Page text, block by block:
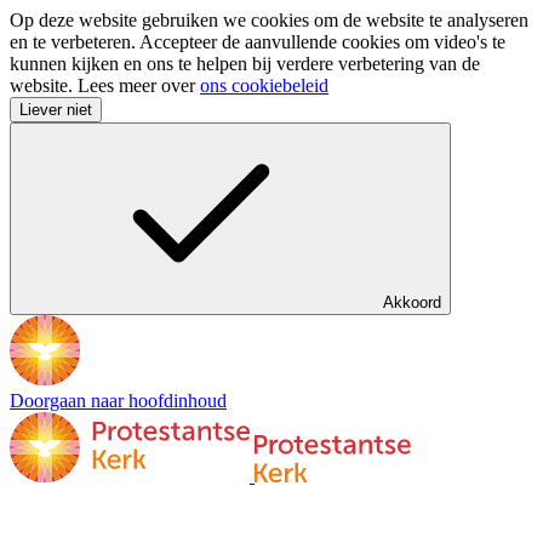
Op deze website gebruiken we cookies om de website te analyseren
en te verbeteren. Accepteer de aanvullende cookies om video's te
kunnen kijken en ons te helpen bij verdere verbetering van de
website. Lees meer overons cookiebeleid
Liever niet
Akkoord
Doorgaan naar hoofdinhoud